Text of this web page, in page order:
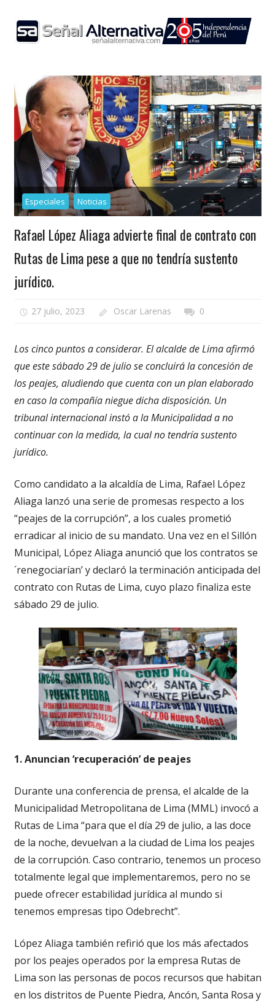
content
Especiales Noticias
Rafael López Aliaga advierte final de contrato con
Rutas de Lima pese a que no tendría sustento
jurídico.
27 julio, 2023 Oscar Larenas 0
Los cinco puntos a considerar. El alcalde de Lima afirmó
que este sábado 29 de julio se concluirá la concesión de
los peajes, aludiendo que cuenta con un plan elaborado
en caso la compañía niegue dicha disposición. Un
tribunal internacional instó a la Municipalidad a no
continuar con la medida, la cual no tendría sustento
jurídico.
Como candidato a la alcaldía de Lima, Rafael López
Aliaga lanzó una serie de promesas respecto a los
“peajes de la corrupción”, a los cuales prometió
erradicar al inicio de su mandato. Una vez en el Sillón
Municipal, López Aliaga anunció que los contratos se
´renegociarían’ y declaró la terminación anticipada del
contrato con Rutas de Lima, cuyo plazo finaliza este
sábado 29 de julio.
1. Anuncian ‘recuperación’ de peajes
Durante una conferencia de prensa, el alcalde de la
Municipalidad Metropolitana de Lima (MML) invocó a
Rutas de Lima “para que el día 29 de julio, a las doce
de la noche, devuelvan a la ciudad de Lima los peajes
de la corrupción. Caso contrario, tenemos un proceso
totalmente legal que implementaremos, pero no se
puede ofrecer estabilidad jurídica al mundo si
tenemos empresas tipo Odebrecht”.
López Aliaga también refirió que los más afectados
por los peajes operados por la empresa Rutas de
Lima son las personas de pocos recursos que habitan
en los distritos de Puente Piedra, Ancón, Santa Rosa y